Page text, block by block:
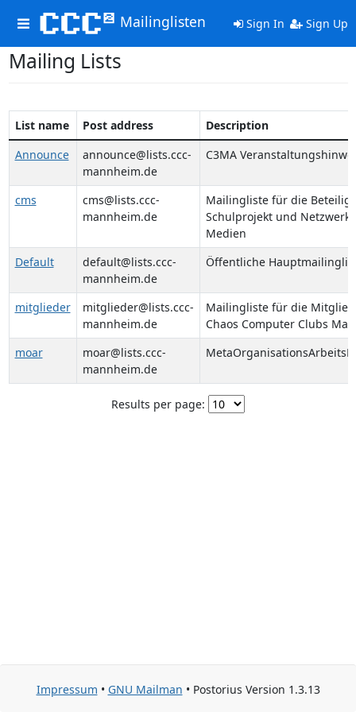
Toggle
navigation
Mailinglisten Sign In Sign Up
Mailing Lists
List name Post address
Description
Announce
announce@lists.ccc-
mannheim.de
C3MA
cms
cms@lists.ccc-
mannheim.de
Mailingliste für die
Schulprojekt und Netzwerk
Medien
Default
default@lists.ccc-
mannheim.de
Öffentliche
mitglieder
mitglieder@lists.ccc-
mannheim.de
Mailingliste für die
Chaos Computer Clubs
moar
moar@lists.ccc-
mannheim.de
Results per page:
Impressum • GNU Mailman • Postorius Version 1.3.13